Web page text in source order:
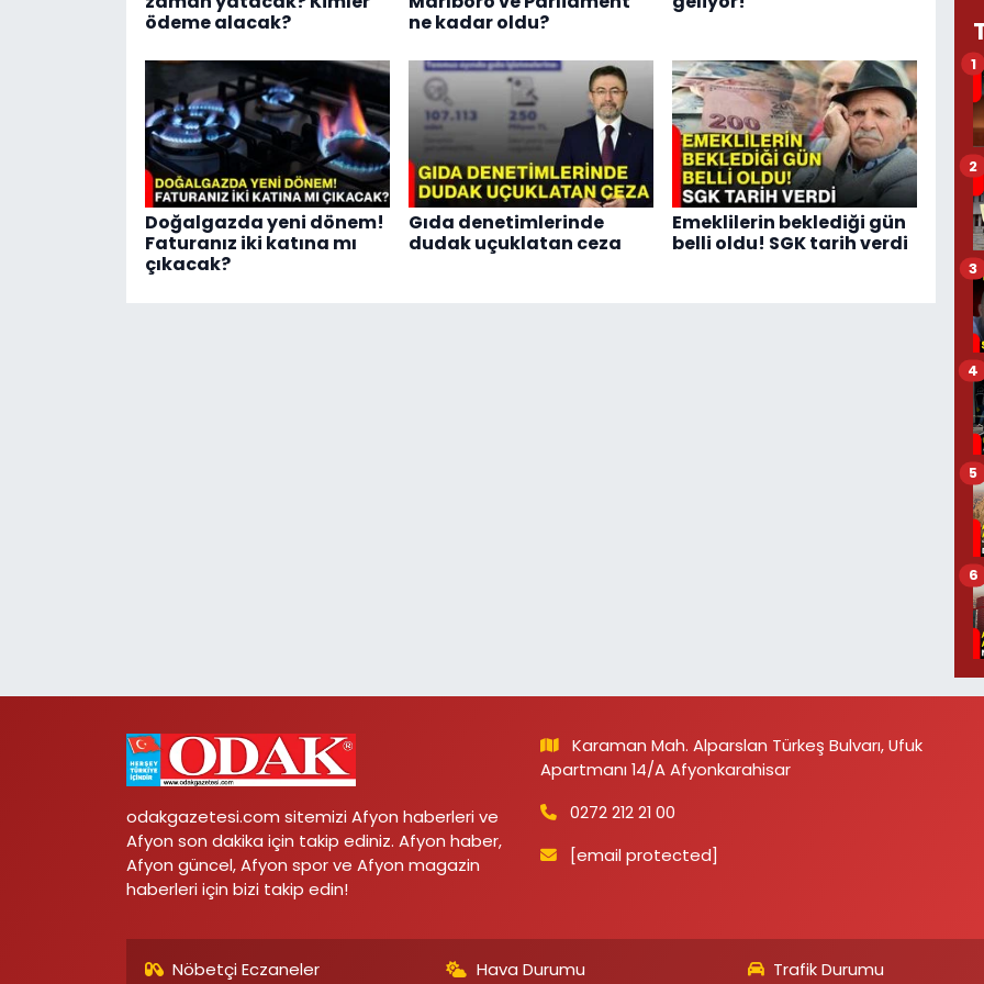
ödeme alacak?
ne kadar oldu?
Doğalgazda yeni dönem!
Faturanız iki katına mı
çıkacak?
Gıda denetimlerinde
dudak uçuklatan ceza
Emeklilerin beklediği gün
belli oldu! SGK tarih verdi
1
2
3
4
5
6
odakgazetesi.com sitemizi Afyon haberleri ve
Afyon son dakika için takip ediniz. Afyon haber,
Afyon güncel, Afyon spor ve Afyon magazin
haberleri için bizi takip edin!
Karaman Mah. Alparslan Türkeş Bulvarı, Ufuk
Apartmanı 14/A Afyonkarahisar
0272 212 21 00
[email protected]
Nöbetçi Eczaneler Hava Durumu Trafik Durumu